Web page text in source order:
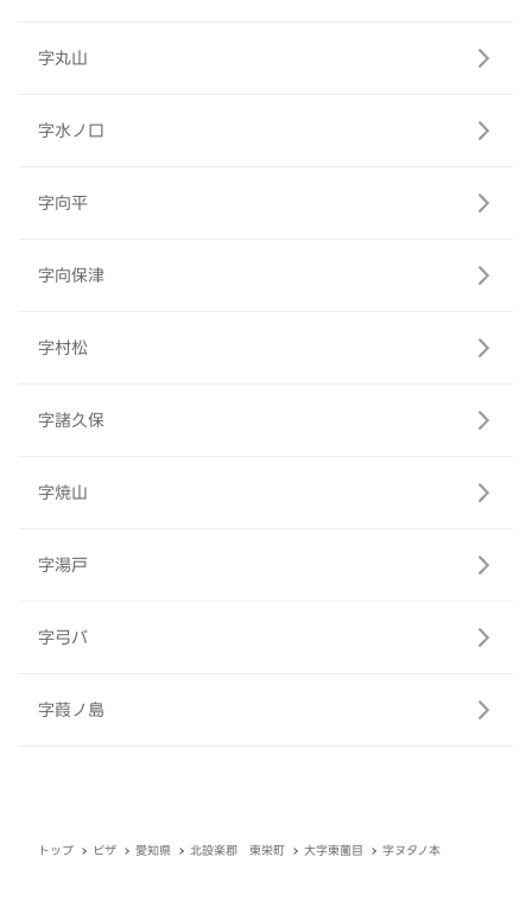
字丸山
字水ノ口
字向平
字向保津
字村松
字諸久保
字焼山
字湯戸
字弓バ
字葭ノ島
トップ ピザ 愛知県 北設楽郡 東栄町 大字東薗目 字ヌタノ本